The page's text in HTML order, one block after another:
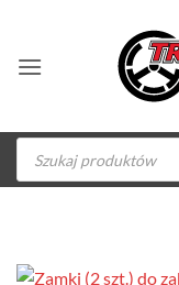
zawartości
Wyszukiwarka
produktów